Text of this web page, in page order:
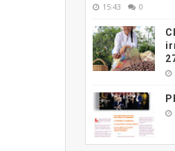
15:43 0